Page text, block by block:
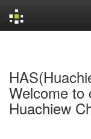
Welcome to
Huachiew